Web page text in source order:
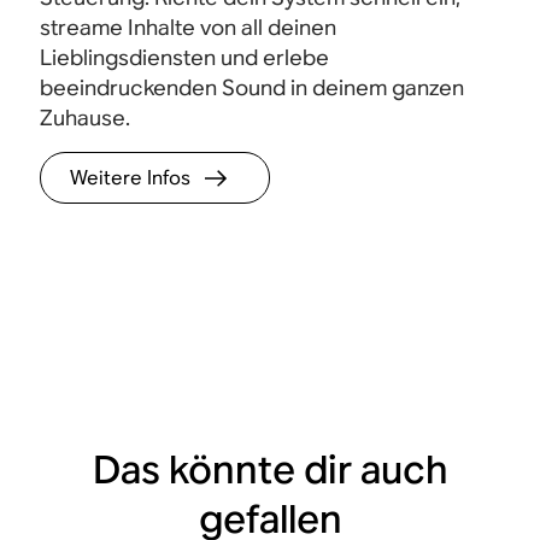
streame Inhalte von all deinen
Lieblingsdiensten und erlebe
beeindruckenden Sound in deinem ganzen
Zuhause.
Weitere Infos
Das könnte dir auch
gefallen